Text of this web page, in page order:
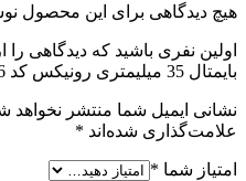
هیچ دیدگاهی برای این محصول
اولین نفری باشید که دیدگاهی
بایمتال 35 میلیمتری رونیکس کد RH-5226”
نشانی ایمیل شما منتشر نخواهد
علامت‌گذاری شده‌اند *
امتیاز شما *